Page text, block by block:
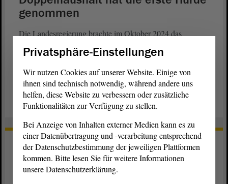
genommen
Die Landesregierung brachte im Oktober 2024 das
Haushaltsgesetz für die Haushaltsjahre 2025 und 2026 ein.
Der vorgelegte Haushaltsplan beläuft sich in Einnahmen
und Ausgaben auf 15,14 Mrd. Euro für 2025 und auf 15,62
Mrd. Euro für 2026.
weiterlesen
Elektroschockpistolen für
Polizeibedienstete
Elektroschock-Pistolen als Standard für Polizisten? Darüber
Privatsphäre-Einstellungen
Wir nutzen Cookies auf unserer Website. Einige von
ihnen sind technisch notwendig, während andere uns
helfen, diese Website zu verbessern oder zusätzliche
Funktionalitäten zur Verfügung zu stellen.
Bei Anzeige von Inhalten externer Medien kann es zu
einer Datenübertragung und -verarbeitung entsprechend
der Datenschutzbestimmung der jeweiligen Plattformen
kommen. Bitte lesen Sie für weitere Informationen
unsere Datenschutzerklärung.